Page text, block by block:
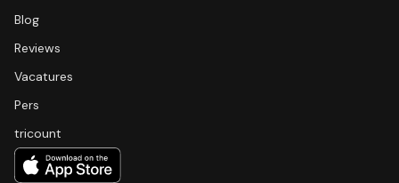
Blog
Reviews
Vacatures
Pers
tricount